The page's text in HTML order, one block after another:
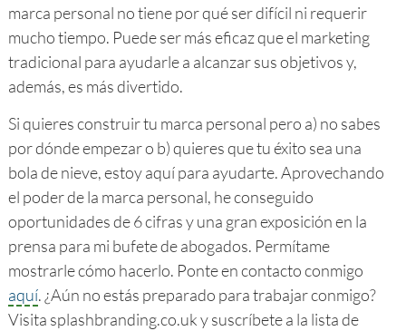
marca personal no tiene por qué ser difícil ni requerir
mucho tiempo. Puede ser más eficaz que el marketing
tradicional para ayudarle a alcanzar sus objetivos y,
además, es más divertido.
Si quieres construir tu marca personal pero a) no sabes
por dónde empezar o b) quieres que tu éxito sea una
bola de nieve, estoy aquí para ayudarte. Aprovechando
el poder de la marca personal, he conseguido
oportunidades de 6 cifras y una gran exposición en la
prensa para mi bufete de abogados. Permítame
mostrarle cómo hacerlo. Ponte en contacto conmigo
aquí. ¿Aún no estás preparado para trabajar conmigo?
Visita splashbranding.co.uk y suscríbete a la lista de